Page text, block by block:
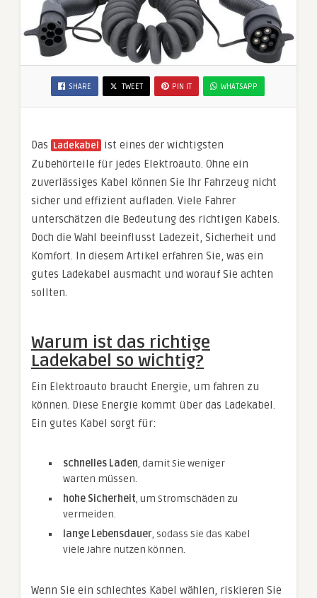
SHARE TWEET PIN IT WHATSAPP
Das Ladekabel ist eines der wichtigsten
Zubehörteile für jedes Elektroauto. Ohne ein
zuverlässiges Kabel können Sie Ihr Fahrzeug nicht
sicher und effizient aufladen. Viele Fahrer
unterschätzen die Bedeutung des richtigen Kabels.
Doch die Wahl beeinflusst Ladezeit, Sicherheit und
Komfort. In diesem Artikel erfahren Sie, was ein
gutes Ladekabel ausmacht und worauf Sie achten
sollten.
Warum ist das richtige
Ladekabel so wichtig?
Ein Elektroauto braucht Energie, um fahren zu
können. Diese Energie kommt über das Ladekabel.
Ein gutes Kabel sorgt für:
schnelles Laden, damit Sie weniger
warten müssen.
hohe Sicherheit, um Stromschäden zu
vermeiden.
lange Lebensdauer, sodass Sie das Kabel
viele Jahre nutzen können.
Wenn Sie ein schlechtes Kabel wählen, riskieren Sie